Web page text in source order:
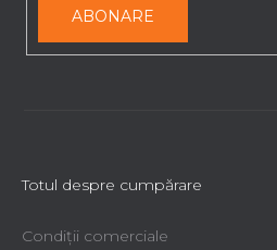
ABONARE
Totul despre cumpărare
Condiții comerciale